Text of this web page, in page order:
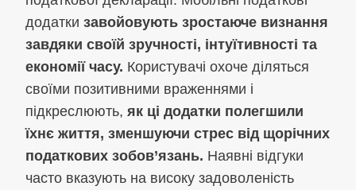
додатки завойовують зростаюче визнання
завдяки своїй зручності, інтуїтивності та
економії часу. Користувачі охоче діляться
своїми позитивними враженнями і
підкреслюють, як ці додатки полегшили
їхнє життя, зменшуючи стрес від щорічних
податкових зобов’язань. Наявні відгуки
часто вказують на високу задоволеність